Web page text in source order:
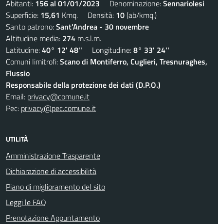
Abitanti: 156 al 01/01/2023 Denominazione:Sennariolesi
Superficie: 15,61 Kmq. Densità: 10(ab/kmq.)
Santo patrono:Sant'Andrea - 30 novembre
Altitudine media: 274 m.s.l.m.
Latitudine:40° 12' 48'' Longitudine:8° 33' 24''
Comuni limitrofi:Scano di Montiferro, Cuglieri, Tresnuraghes,
Flussio
Responsabile della protezione dei dati (D.P.O.)
Email: privacy@comune.it
Pec: privacy@pec.comune.it
UTILITÀ
Amministrazione Trasparente
Dichiarazione di accessibilità
Piano di miglioramento del sito
Leggi le FAQ
Prenotazione Appuntamento